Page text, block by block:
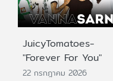
JuicyTomatoes-
"Forever For You"
22 กรกฎาคม 2026